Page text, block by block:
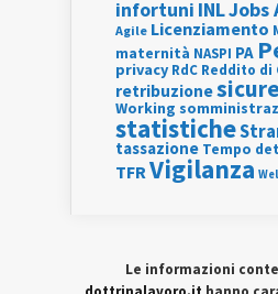
infortuni INLJobs
Agile Licenziamento
maternità NASPI PA
privacy RdC Reddito di
retribuzione
Working
statistiche
tassazione Tempo
TFRVigilanza
Le informazioni